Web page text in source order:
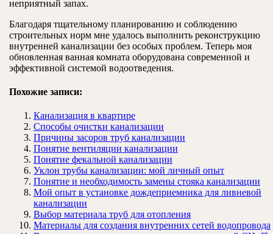
неприятный запах.
Благодаря тщательному планированию и соблюдению
строительных норм мне удалось выполнить реконструкцию
внутренней канализации без особых проблем. Теперь моя
обновленная ванная комната оборудована современной и
эффективной системой водоотведения.
Похожие записи:
Канализация в квартире
Способы очистки канализации
Причины засоров труб канализации
Понятие вентиляции канализации
Понятие фекальной канализации
Уклон трубы канализации: мой личный опыт
Понятие и необходимость замены стояка канализации
Мой опыт в установке дождеприемника для ливневой
канализации
Выбор материала труб для отопления
Материалы для создания внутренних сетей водопровода